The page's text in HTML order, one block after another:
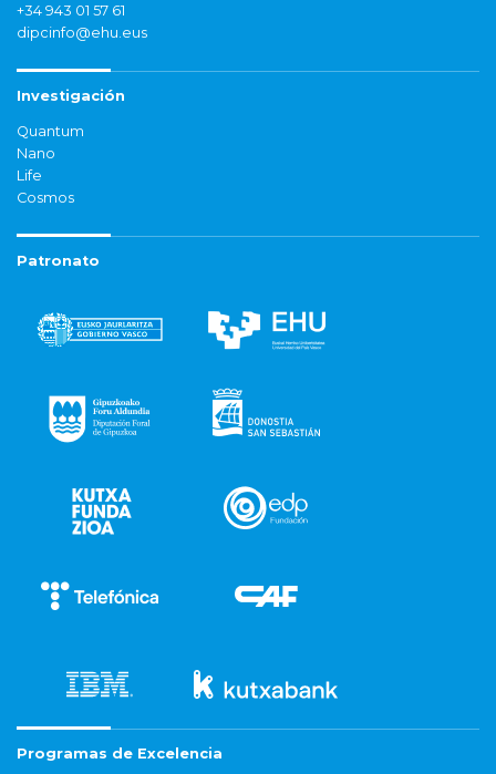
+34 943 01 57 61
dipcinfo@ehu.eus
Investigación
Quantum
Nano
Life
Cosmos
Patronato
Programas de Excelencia